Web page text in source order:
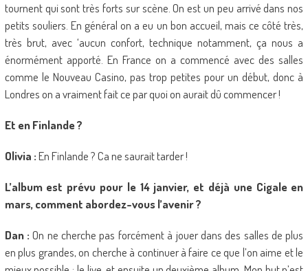
tournent qui sont très forts sur scène. On est un peu arrivé dans nos
petits souliers. En général on a eu un bon accueil, mais ce côté très,
très brut, avec ‘aucun confort, technique notamment, ça nous a
énormément apporté. En France on a commencé avec des salles
comme le Nouveau Casino, pas trop petites pour un début, donc à
Londres on a vraiment fait ce par quoi on aurait dû commencer !
Et en Finlande ?
Olivia :En Finlande ? Ca ne saurait tarder !
L’album est prévu pour le 14 janvier, et déjà une Cigale en
mars, comment abordez-vous l’avenir ?
Dan :On ne cherche pas forcément à jouer dans des salles de plus
en plus grandes, on cherche à continuer à faire ce que l’on aime et le